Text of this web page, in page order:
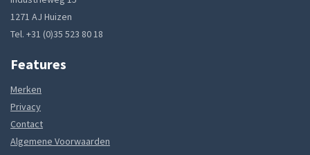
1271 AJ Huizen
Tel. +31 (0)35 523 80 18
Features
Merken
Privacy
Contact
Algemene Voorwaarden